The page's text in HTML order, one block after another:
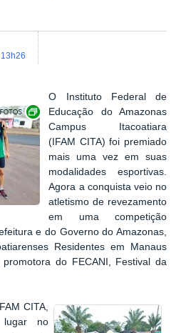
Show image carousel
O Instituto Federal de
Educação do Amazonas
Campus Itacoatiara
(IFAM CITA) foi premiado
mais uma vez em suas
modalidades esportivas.
Agora a conquista veio no
atletismo de revezamento
em uma competição
e do Governo do Amazonas,
Residentes em Manaus
do FECANI, Festival da
CITA,
no